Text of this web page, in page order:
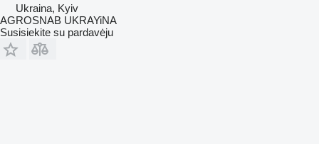
Ukraina, Kyiv
AGROSNAB UKRAYiNA
Susisiekite su pardavėju